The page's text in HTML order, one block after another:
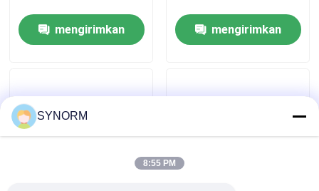
Permintaan Penawaran
Alkyl Glycidyl Ether
Glycidyl Ether Alifatik
mengirimkan mengirimkan
SYNORM
8:55 PM